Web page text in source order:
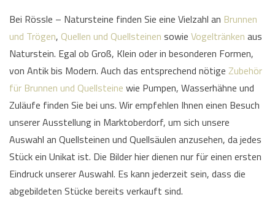
Bei Rössle – Natursteine finden Sie eine Vielzahl an Brunnen
und Trögen, Quellen und Quellsteinen sowie Vogeltränken aus
Naturstein. Egal ob Groß, Klein oder in besonderen Formen,
von Antik bis Modern. Auch das entsprechend nötige Zubehör
für Brunnen und Quellsteine wie Pumpen, Wasserhähne und
Zuläufe finden Sie bei uns. Wir empfehlen Ihnen einen Besuch
unserer Ausstellung in Marktoberdorf, um sich unsere
Auswahl an Quellsteinen und Quellsäulen anzusehen, da jedes
Stück ein Unikat ist. Die Bilder hier dienen nur für einen ersten
Eindruck unserer Auswahl. Es kann jederzeit sein, dass die
abgebildeten Stücke bereits verkauft sind.